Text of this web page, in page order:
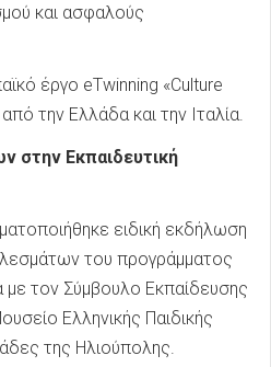
και ασφαλούς
έργο eTwinning «Culture
την Ελλάδα και την Ιταλία.
στην Εκπαιδευτική
ειδική εκδήλωση
του προγράμματος
με τον Σύμβουλο Εκπαίδευσης
Ελληνικής Παιδικής
της Ηλιούπολης.